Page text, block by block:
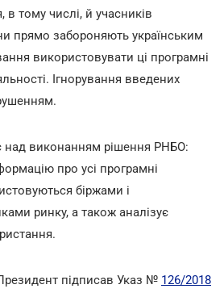
в тому числі, й учасників
прямо забороняють українським
використовувати ці програмні
Ігнорування введених
над виконанням рішення РНБО:
про усі програмні
біржами і
ринку, а також аналізує
підписав Указ № 126/2018